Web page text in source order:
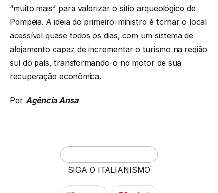
“muito mais” para valorizar o sítio arqueológico de
Pompeia. A ideia do primeiro-ministro é tornar o local
acessível quase todos os dias, com um sistema de
alojamento capaz de incrementar o turismo na região
sul do país, transformando-o no motor de sua
recuperação econômica.
Por Agência Ansa
SIGA O ITALIANISMO